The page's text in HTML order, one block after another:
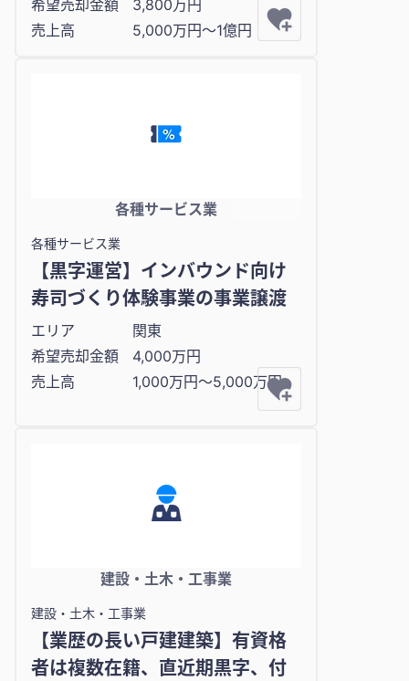
希望売却金額
3,800万円
売上高
5,000万円〜1億円
各種サービス業
各種サービス業
【黒字運営】インバウンド向け
寿司づくり体験事業の事業譲渡
エリア
関東
希望売却金額
4,000万円
売上高
1,000万円〜5,000万円
建設・土木・工事業
建設・土木・工事業
【業歴の長い戸建建築】有資格
者は複数在籍、直近期黒字、付